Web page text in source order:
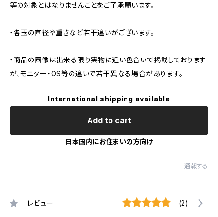
等の対象とはなりませんことをご了承願います。
・各玉の直径や重さなど若干違いがございます。
・商品の画像は出来る限り実物に近い色合いで掲載しております
が、モニター・OS等の違いで若干異なる場合があります。
International shipping available
Add to cart
日本国内にお住まいの方向け
通報する
レビュー (2)